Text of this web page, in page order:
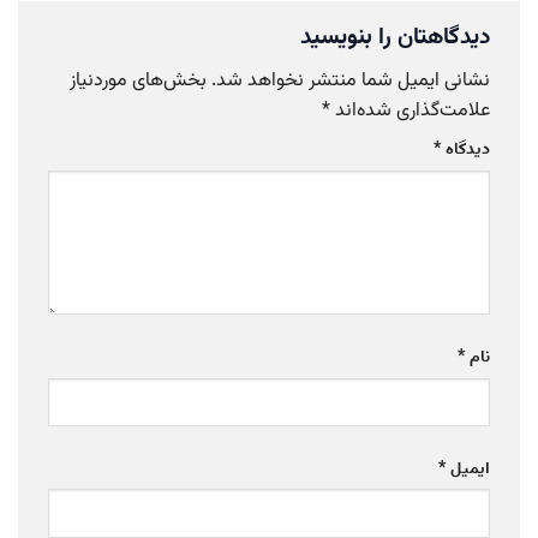
را بنویسید
شما منتشر نخواهد شد.بخش‌های موردنیاز
شده‌اند*